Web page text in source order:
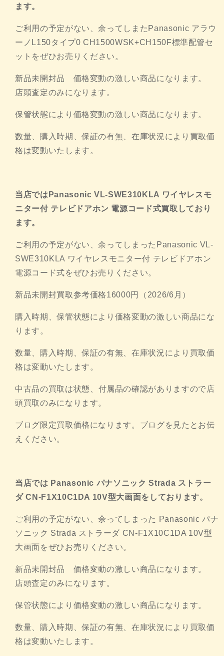
ま す。
ご利用の予定がない、余ってしまたPanasonic アラウ
ーノL150タイプ0 CH1500WSK+CH150F標準配管セ
ットをぜひお売りく ださい。
新品未開封品 価格変動の激しい商品になります。
店頭査定のみになります。
保管状態により価格変動の激しい商品になります。
数量、購入時期、保証の有無、在庫状況により買取価
格は変動いたします。
当店ではPanasonic VL-SWE310KLA ワイヤレスモ
ニター付 テレビドアホン 電源コード式買取しており
ます。
ご利用の予定がない、余ってしまったPanasonic VL-
SWE310KLA ワイヤレスモニター付 テレビドアホン
電源コード式をぜひお売りください。
新品未開封買取参考価格16000円（2026/6月）
購入時期、保管状態により価格変動の激しい商品にな
ります。
数量、購入時期、保証の有無、在庫状況により買取価
格は変動いたします。
中古品の買取は状態、 付属品の確認がありますので店
頭買取のみになります。
ブログ限定買取価格になります。ブログを見たとお伝
えください。
当店では Panasonic パナソニック Strada ストラー
ダ CN-F1X10C1DA 10V型大画面をしております。
ご利用の予定がない、余ってしまった Panasonic パナ
ソニック Strada ストラーダ CN-F1X10C1DA 10V型
大画面をぜひお売りください。
新品未開封品 価格変動の激しい商品になります。
店頭査定のみになります。
保管状態により価格変動の激しい商品になります。
数量、購入時期、保証の有無、在庫状況により買取価
格は変動いたします。